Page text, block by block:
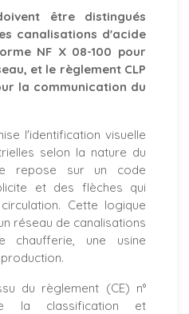
être distingués
canalisations d'acide
NF X 08-100 pour
et le règlement CLP
la communication du
l'identification visuelle
selon la nature du
repose sur un code
et des flèches qui
Cette logique
réseau de canalisations
chaufferie, une usine
du règlement (CE) n°
la classification et